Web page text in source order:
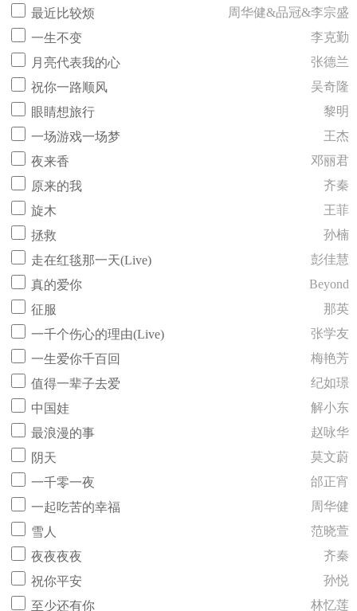
最近比较烦
周华健&品冠&李宗盛
一生不变
李克勤
月亮代表我的心
张德兰
祝你一路顺风
吴奇隆
眼睛想旅行
黎明
一场游戏一场梦
王杰
夜来香
邓丽君
原来的我
齐秦
旋木
王菲
拯救
孙楠
走在红毯那一天(Live)
彭佳慧
真的爱你
Beyond
征服
那英
一千个伤心的理由(Live)
张学友
一生爱你千百回
梅艳芳
值得一辈子去爱
纪如璟
中国娃
解小东
最浪漫的事
赵咏华
阴天
莫文蔚
一千零一夜
邰正宵
一起吃苦的幸福
周华健
雪人
范晓萱
夜夜夜夜
齐秦
祝你平安
孙悦
至少还有你
林忆莲